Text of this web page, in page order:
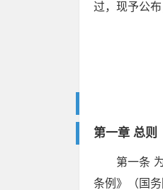
过，现予公
第一章 总则
第一条
条例》（国